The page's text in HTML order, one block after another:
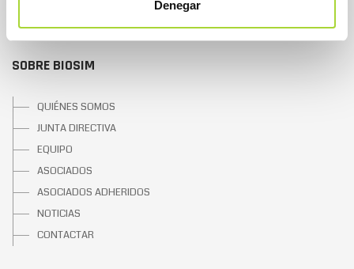
Denegar
SOBRE BIOSIM
QUIÉNES SOMOS
JUNTA DIRECTIVA
EQUIPO
ASOCIADOS
ASOCIADOS ADHERIDOS
NOTICIAS
CONTACTAR